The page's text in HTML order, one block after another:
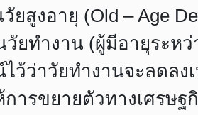
สูงอายุ (Old – Age
ทำงาน (ผู้มีอายุระหว่
ว่าวัยทำงานจะลดลง
ารขยายตัวทางเศรษฐ